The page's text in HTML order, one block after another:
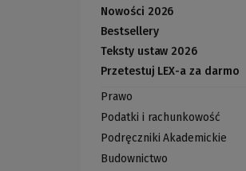
Nowości 2026
Bestsellery
Teksty ustaw 2026
Przetestuj LEX-a za darmo
(Nowe
okno)
(Link
do
innej
strony)
Prawo
Podatki i rachunkowość
Podręczniki Akademickie
Budownictwo